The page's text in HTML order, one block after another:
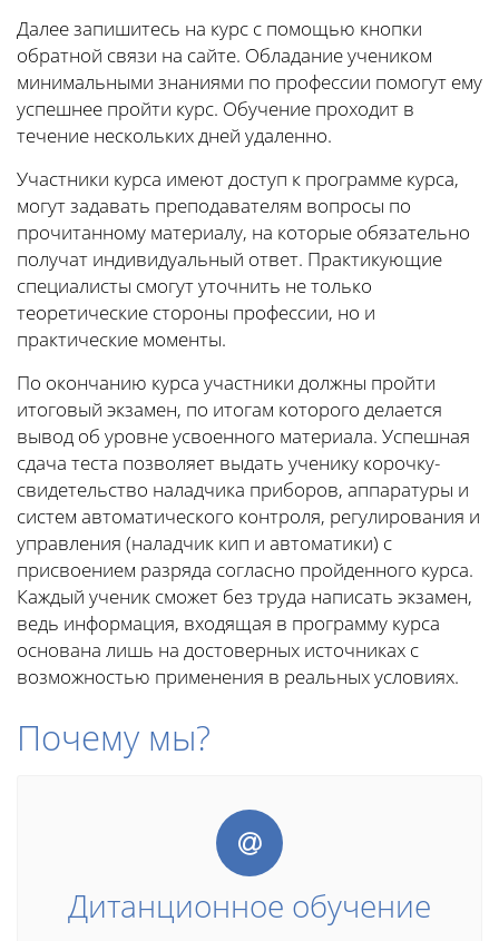
Далее запишитесь на курс с помощью кнопки
обратной связи на сайте. Обладание учеником
минимальными знаниями по профессии помогут ему
успешнее пройти курс. Обучение проходит в
течение нескольких дней удаленно.
Участники курса имеют доступ к программе курса,
могут задавать преподавателям вопросы по
прочитанному материалу, на которые обязательно
получат индивидуальный ответ. Практикующие
специалисты смогут уточнить не только
теоретические стороны профессии, но и
практические моменты.
По окончанию курса участники должны пройти
итоговый экзамен, по итогам которого делается
вывод об уровне усвоенного материала. Успешная
сдача теста позволяет выдать ученику корочку-
свидетельство наладчика приборов, аппаратуры и
систем автоматического контроля, регулирования и
управления (наладчик кип и автоматики) с
присвоением разряда согласно пройденного курса.
Каждый ученик сможет без труда написать экзамен,
ведь информация, входящая в программу курса
основана лишь на достоверных источниках с
возможностью применения в реальных условиях.
Почему мы?
Дитанционное обучение